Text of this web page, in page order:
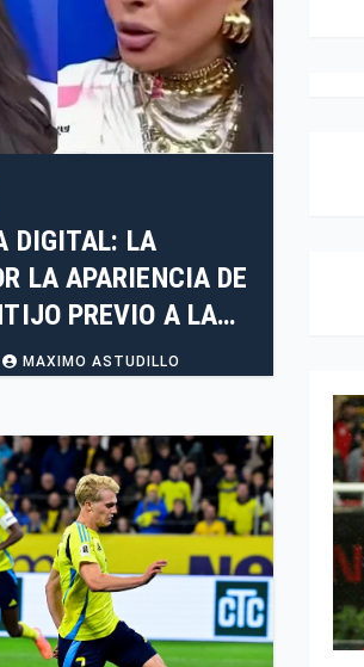
DIGITAL: LA
LA APARIENCIA DE
PREVIO A LA
4
MAXIMO ASTUDILLO